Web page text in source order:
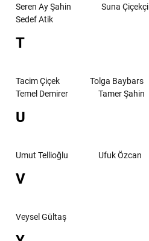
Seren Ay Şahin
Suna Çiçekçi
Sedef Atik
T
Tacim Çiçek Tolga Baybars
Temel Demirer
Tamer Şahin
U
Umut Tellioğlu Ufuk Özcan
V
Veysel Gültaş